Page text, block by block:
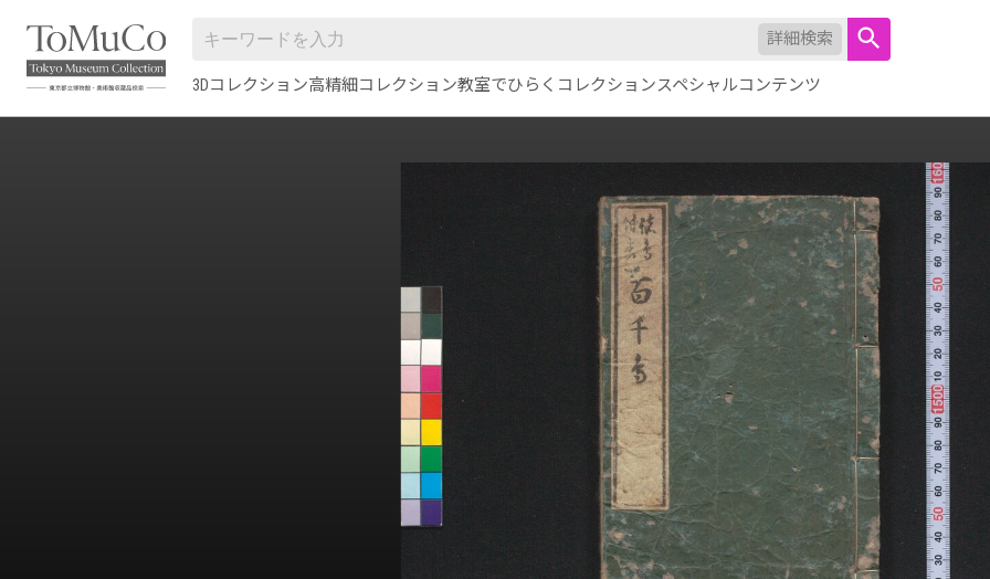
詳細検索
3Dコレクション高精細コレクション教室でひらくコレクションスペシャルコンテンツ